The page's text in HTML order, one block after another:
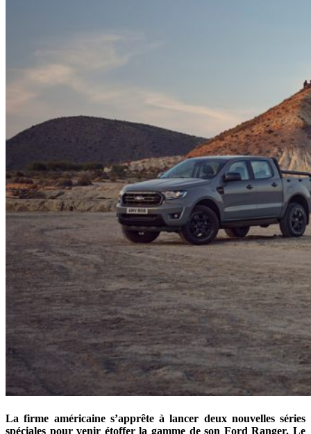
La firme américaine s’apprête à lancer deux nouvelles séries
spéciales pour venir étoffer la gamme de son Ford Ranger. Le